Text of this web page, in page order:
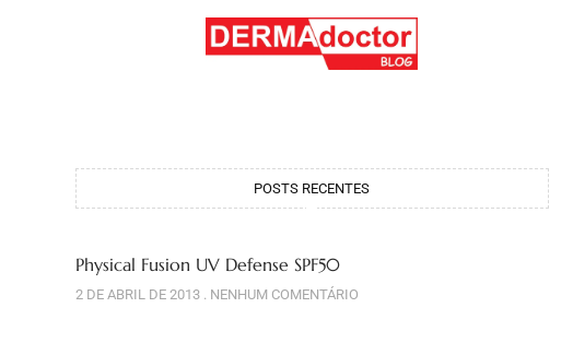
POSTS RECENTES
Physical Fusion UV Defense SPF50
2 DE ABRIL DE 2013 NENHUM COMENTÁRIO